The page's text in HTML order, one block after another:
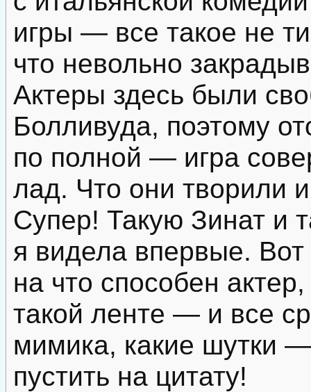
игры — все такое не
что невольно
Актеры здесь были
Болливуда, поэтому
по полной — игра
лад. Что они творили
Супер! Такую Зинат и
я видела впервые.
на что способен
такой ленте — и все
мимика, какие шутки
пустить на цитату!